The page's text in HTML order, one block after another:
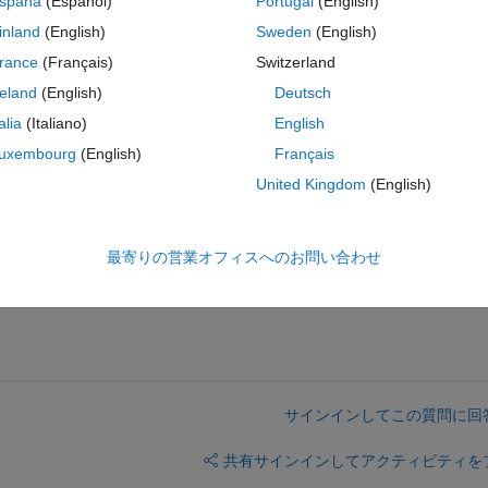
サインインしてこの質問に回
共有サインインしてアクティビティを
(English)
(Français)
(English)
(Italiano)
(English)
Sweden (English)
Switzerland
Deutsch
English
Français
United Kingdom (English)
最寄りの営業オフィスへのお問い合わせ